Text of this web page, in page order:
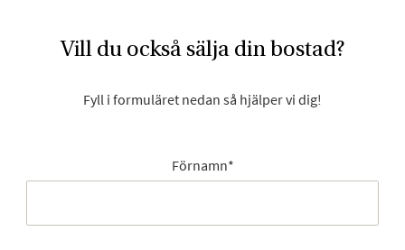
Vill du också sälja din bostad?
Fyll i formuläret nedan så hjälper vi dig!
Förnamn*